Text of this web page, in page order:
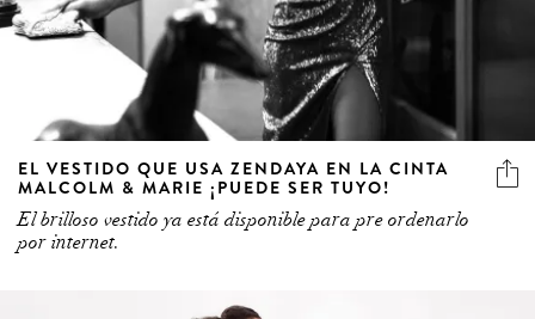
EL VESTIDO QUE USA ZENDAYA EN LA CINTA
MALCOLM & MARIE ¡PUEDE SER TUYO!
El brilloso vestido ya está disponible para pre ordenarlo
por internet.